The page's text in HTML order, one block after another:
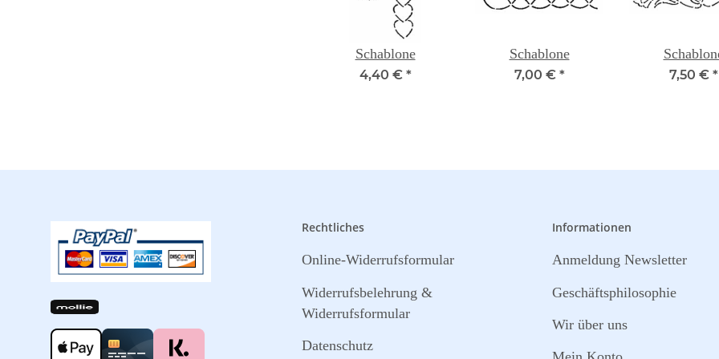
Schablone
4,40 € *
Schablone
7,00 € * 7,50 € *
Rechtliches
Online-Widerrufsformular
Widerrufsbelehrung &
Widerrufsformular
Datenschutz
Informationen
Anmeldung Newsletter
Geschäftsphilosophie
Wir über uns